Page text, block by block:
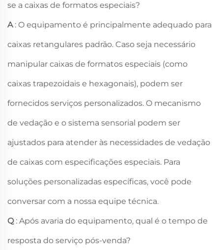
se a caixas de formatos especiais?
A : O equipamento é principalmente adequado para
caixas retangulares padrão. Caso seja necessário
manipular caixas de formatos especiais (como
caixas trapezoidais e hexagonais), podem ser
fornecidos serviços personalizados. O mecanismo
de vedação e o sistema sensorial podem ser
ajustados para atender às necessidades de vedação
de caixas com especificações especiais. Para
soluções personalizadas específicas, você pode
conversar com a nossa equipe técnica.
Q : Após avaria do equipamento, qual é o tempo de
resposta do serviço pós-venda?